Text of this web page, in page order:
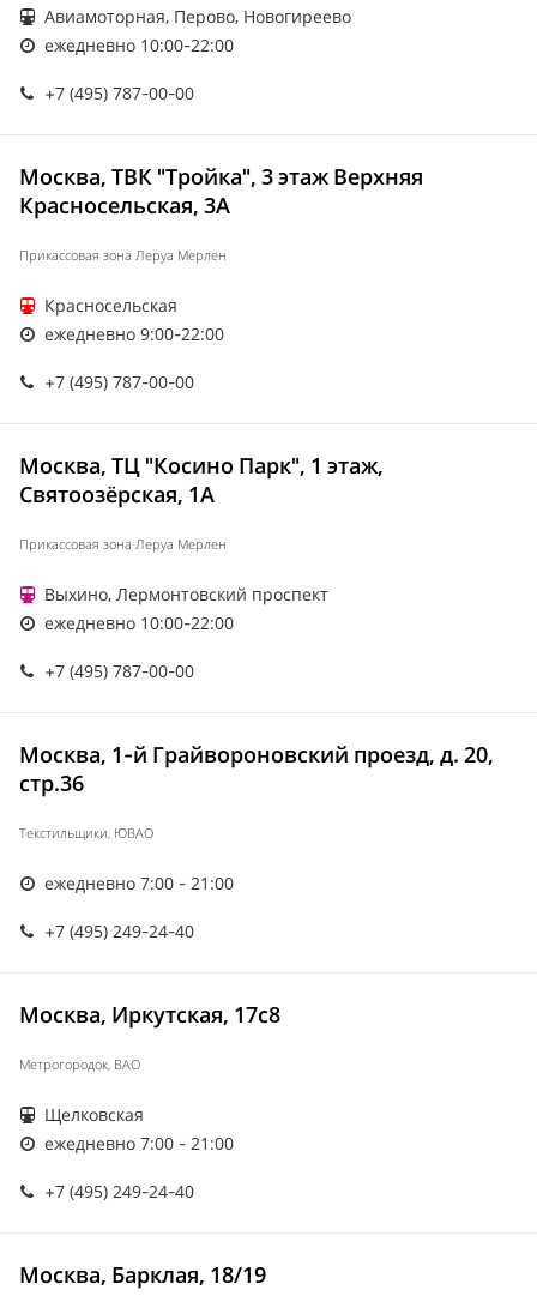
Авиамоторная, Перово, Новогиреево
ежедневно 10:00-22:00
+7 (495) 787-00-00
Москва, ТВК "Тройка", 3 этаж Верхняя
Красносельская, 3А
Прикассовая зона Леруа Мерлен
Красносельская
ежедневно 9:00-22:00
+7 (495) 787-00-00
Москва, ТЦ "Косино Парк", 1 этаж,
Святоозёрская, 1А
Прикассовая зона Леруа Мерлен
Выхино, Лермонтовский проспект
ежедневно 10:00-22:00
+7 (495) 787-00-00
Москва, 1-й Грайвороновский проезд, д. 20,
стр.36
Текстильщики, ЮВАО
ежедневно 7:00 - 21:00
+7 (495) 249-24-40
Москва, Иркутская, 17с8
Метрогородок, ВАО
Щелковская
ежедневно 7:00 - 21:00
+7 (495) 249-24-40
Москва, Барклая, 18/19